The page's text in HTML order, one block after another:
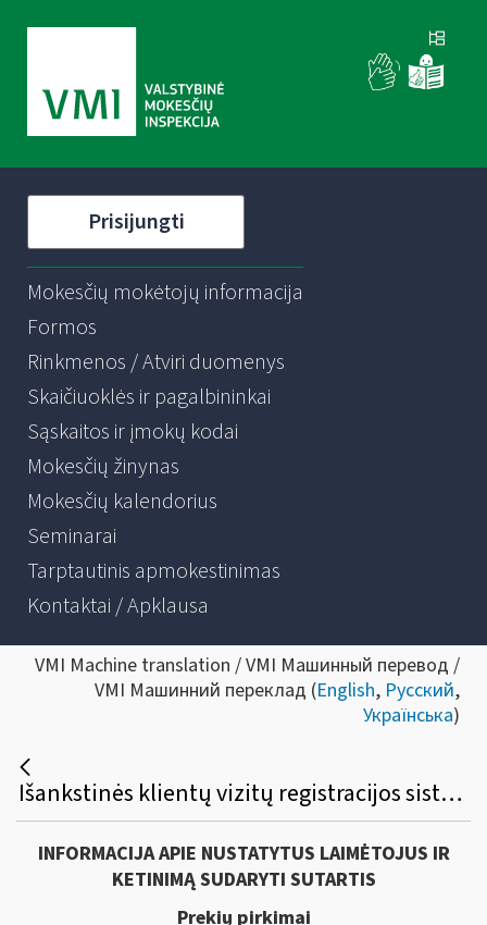
Prisijungti
Mokesčių mokėtojų informacija
Formos
Rinkmenos / Atviri duomenys
Skaičiuoklės ir pagalbininkai
Sąskaitos ir įmokų kodai
Mokesčių žinynas
Mokesčių kalendorius
Seminarai
Tarptautinis apmokestinimas
Kontaktai / Apklausa
VMI Machine translation / VMI Машинный перевод /
VMI Машинний переклад (English, Русский,
Українська)
Išankstinės klientų vizitų registracijos sistemos nuomos viešasis pirkimas
INFORMACIJA APIE NUSTATYTUS LAIMĖTOJUS IR
KETINIMĄ SUDARYTI SUTARTIS
Prekių pirkimai